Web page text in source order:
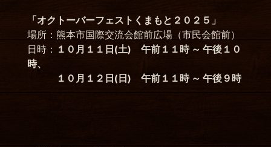
「オクトーバーフェストくまもと２０２５」
場所：熊本市国際交流会館前広場（市民会館前）
日時： １０月１１日(土) 午前１１時 ～ 午後１０
時、
１０月１２日(日) 午前１１時 ～ 午後９時